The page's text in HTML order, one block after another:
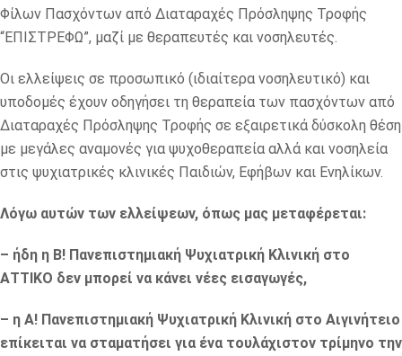
Φίλων Πασχόντων από Διαταραχές Πρόσληψης Τροφής
“ΕΠΙΣΤΡΕΦΩ”, μαζί με θεραπευτές και νοσηλευτές.
Οι ελλείψεις σε προσωπικό (ιδιαίτερα νοσηλευτικό) και
υποδομές έχουν οδηγήσει τη θεραπεία των πασχόντων από
Διαταραχές Πρόσληψης Τροφής σε εξαιρετικά δύσκολη θέση
με μεγάλες αναμονές για ψυχοθεραπεία αλλά και νοσηλεία
στις ψυχιατρικές κλινικές Παιδιών, Εφήβων και Ενηλίκων.
Λόγω αυτών των ελλείψεων, όπως μας μεταφέρεται:
– ήδη η Β! Πανεπιστημιακή Ψυχιατρική Κλινική στο
ΑΤΤΙΚΟ δεν μπορεί να κάνει νέες εισαγωγές,
– η Α! Πανεπιστημιακή Ψυχιατρική Κλινική στο Αιγινήτειο
επίκειται να σταματήσει για ένα τουλάχιστον τρίμηνο την